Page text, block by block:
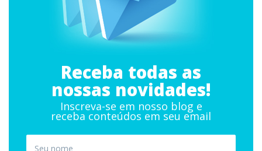
Receba todas as
nossas novidades!
Inscreva-se em nosso blog e
receba conteúdos em seu email